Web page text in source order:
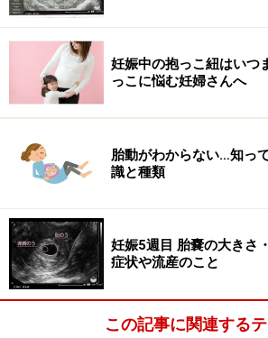
妊娠中の抱っこ紐はいつ
っこに悩む妊婦さんへ
胎動がわからない…知っ
識と種類
妊娠5週目 胎嚢の大きさ
症状や流産のこと
この記事に関連する